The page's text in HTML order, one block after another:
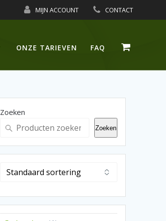
MIJN ACCOUNT CONTACT
ONZE TARIEVEN FAQ
Zoeken
Zoeken